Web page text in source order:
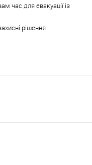
час для евакуації із
рішення